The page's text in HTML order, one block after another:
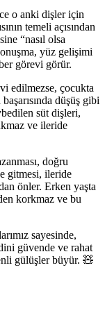
o anki dişler için
temeli açısından
“nasıl olsa
yüz gelişimi
görevi görür.
edilmezse, çocukta
düşüş gibi
süt dişleri,
ve ileride
doğru
gitmesi, ileride
önler. Erken yaşta
korkmaz ve bu
sayesinde,
güvende ve rahat
gülüşler büyür. 🧸